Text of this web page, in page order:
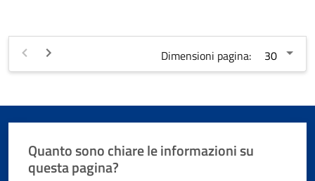
Dimensioni pagina:
Quanto sono chiare le informazioni su
questa pagina?